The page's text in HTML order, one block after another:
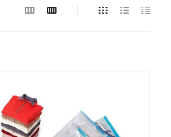
Отправим
13.08.2026
В наличии в пункте